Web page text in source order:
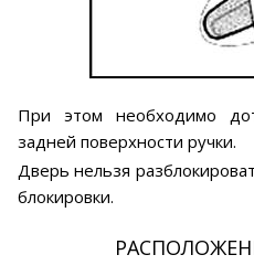
При этом необходимо
задней поверхности ручки.
Дверь нельзя
блокировки.